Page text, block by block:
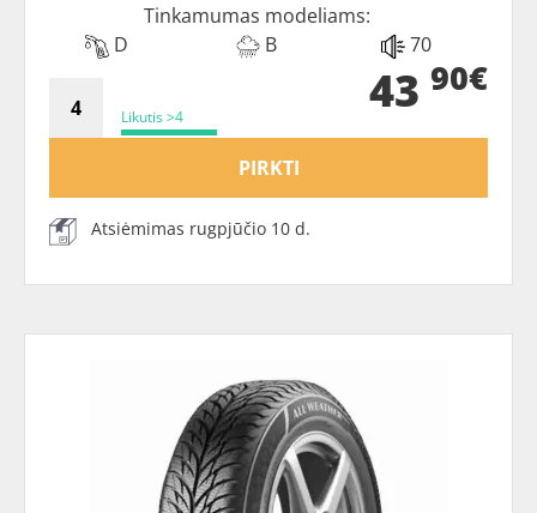
Tinkamumas modeliams:
D
B 70
Likutis >4 43 90€
PIRKTI
Atsiėmimas rugpjūčio 10 d.